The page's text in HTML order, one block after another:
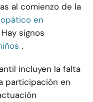
al comienzo de la
en
signos
.
incluyen la falta
participación en